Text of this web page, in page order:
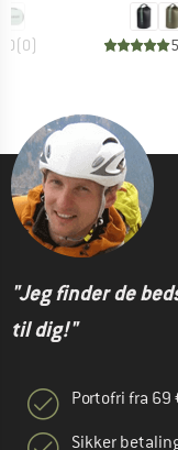
(0)
"Jeg finder de
til dig!"
Portofri fra 69
Sikker